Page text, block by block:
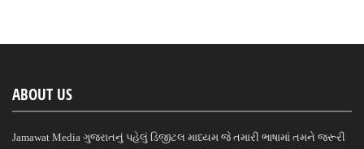
ABOUT US
Jamawat Media ગુજરાતનું પહેલું ડિજીટલ માધ્યમ જે તમારી ભાષામાં તમને જરૂરી